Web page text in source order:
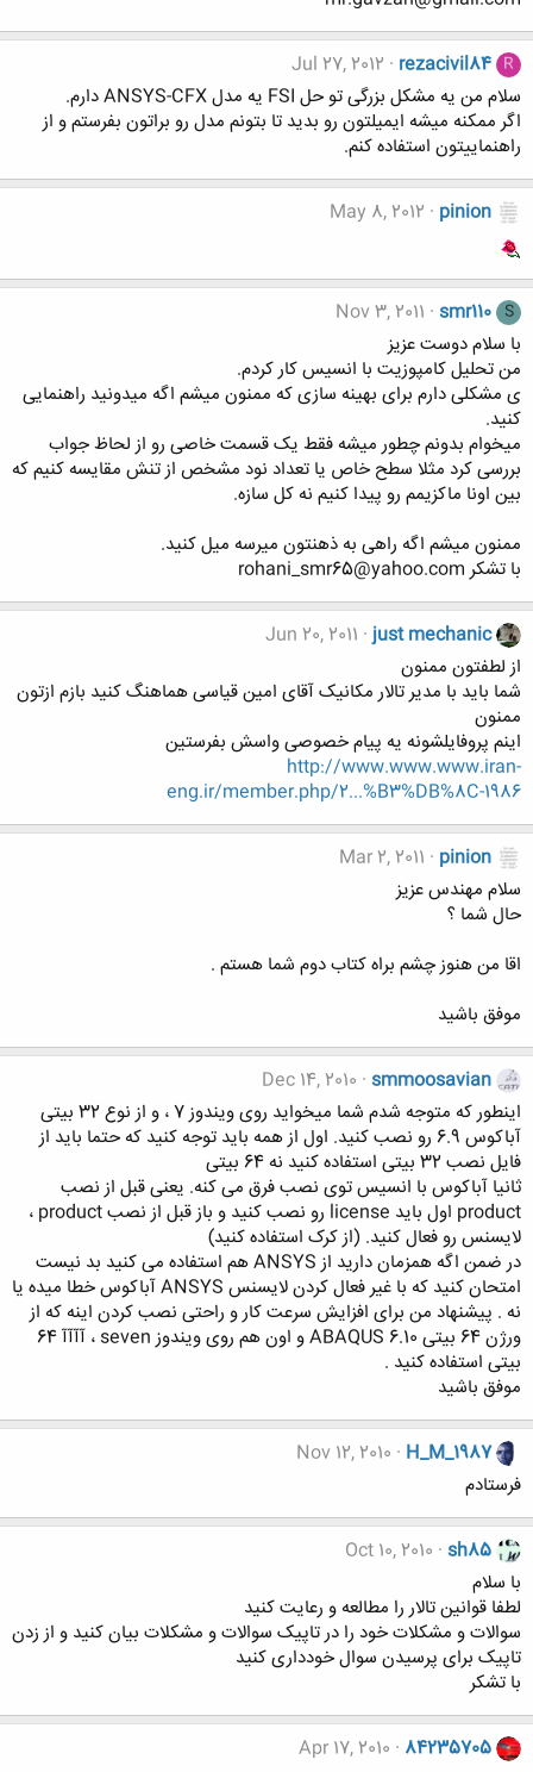
R
rezacivil84
Jul 27, 2012
سلام من یه مشکل بزرگی تو حل FSI یه مدل ANSYS-CFX دارم.
اگر ممکنه میشه ایمیلتون رو بدید تا بتونم مدل رو براتون بفرستم و از
راهنماییتون استفاده کنم.
pinion
May 8, 2012
S
smr110
Nov 3, 2011
با سلام دوست عزیز
من تحلیل کامپوزیت با انسیس کار کردم.
ی مشکلی دارم برای بهینه سازی که ممنون میشم اگه میدونید راهنمایی
کنید.
میخوام بدونم چطور میشه فقط یک قسمت خاصی رو از لحاظ جواب
بررسی کرد مثلا سطح خاص یا تعداد نود مشخص از تنش مقایسه کنیم که
بین اونا ماکزیمم رو پیدا کنیم نه کل سازه.
ممنون میشم اگه راهی به ذهنتون میرسه میل کنید.
با تشکر rohani_smr65@yahoo.com
just mechanic
Jun 20, 2011
از لطفتون ممنون
شما باید با مدیر تالار مکانیک آقای امین قیاسی هماهنگ کنید بازم ازتون
ممنون
اینم پروفایلشونه یه پیام خصوصی واسش بفرستین
http://www.www.www.iran-
eng.ir/member.php/2...%B3%DB%8C-1986
pinion
Mar 2, 2011
سلام مهندس عزیز
حال شما ؟
اقا من هنوز چشم براه کتاب دوم شما هستم .
موفق باشید
smmoosavian
Dec 14, 2010
اینطور که متوجه شدم شما میخواید روی ویندوز 7 ، و از نوع 32 بیتی
آباکوس 6.9 رو نصب کنید. اول از همه باید توجه کنید که حتما باید از
فایل نصب 32 بیتی استفاده کنید نه 64 بیتی
ثانیا آباکوس با انسیس توی نصب فرق می کنه. یعنی قبل از نصب
product اول باید license رو نصب کنید و باز قبل از نصب product ،
لایسنس رو فعال کنید. (از کرک استفاده کنید)
در ضمن اگه همزمان دارید از ANSYS هم استفاده می کنید بد نیست
امتحان کنید که با غیر فعال کردن لایسنس ANSYS آباکوس خطا میده یا
نه . پیشنهاد من برای افزایش سرعت کار و راحتی نصب کردن اینه که از
ورژن 64 بیتی ABAQUS 6.10 و اون هم روی ویندوز seven ، آآآآ 64
بیتی استفاده کنید .
موفق باشید
H_M_1987
Nov 12, 2010
فرستادم
sh85
Oct 10, 2010
با سلام
لطفا قوانین تالار را مطالعه و رعایت کنید
سوالات و مشکلات خود را در تاپیک سوالات و مشکلات بیان کنید و از زدن
تاپیک برای پرسیدن سوال خودداری کنید
با تشکر
84235705
Apr 17, 2010